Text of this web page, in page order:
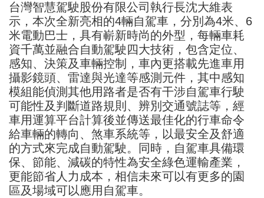
台灣智慧駕駛股份有限公司執行長沈大維表
示，本次全新亮相的4輛自駕車，分別為4米、6
米電動巴士，具有嶄新時尚的外型，每輛車耗
資千萬並融合自動駕駛四大技術，包含定位、
感知、決策及車輛控制，車內更搭載先進車用
攝影鏡頭、雷達與光達等感測元件，其中感知
模組能偵測其他用路者是否有干涉自駕車行駛
可能性及判斷道路規則、辨別交通號誌等，經
車用運算平台計算後並傳送最佳化的行車命令
給車輛的轉向、煞車系統等，以最安全及舒適
的方式來完成自動駕駛。同時，自駕車具備環
保、節能、減碳的特性為安全綠色運輸產業，
更能節省人力成本，相信未來可以有更多的園
區及場域可以應用自駕車。